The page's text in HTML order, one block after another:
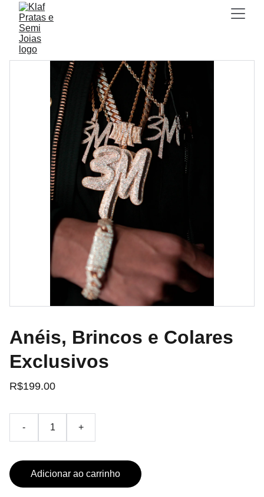
Anéis, Brincos e Colares
Exclusivos
R$199.00
- +
Adicionar ao carrinho